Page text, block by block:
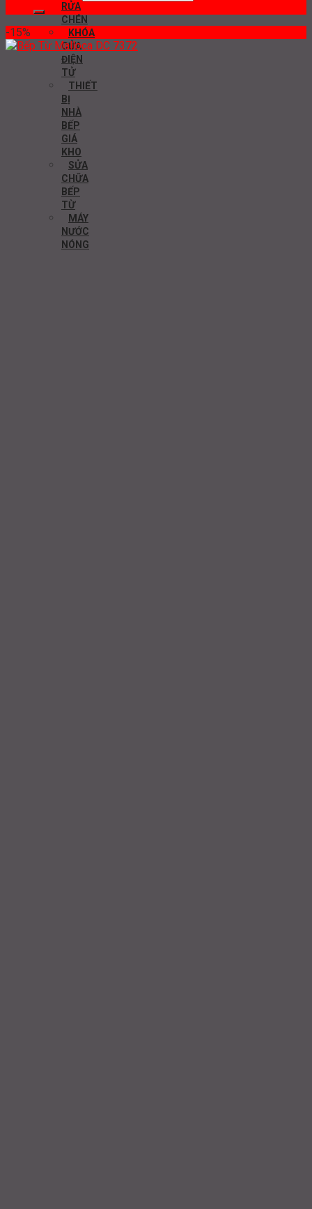
RỬA
CHÉN
KHÓA
CỬA
ĐIỆN
TỬ
THIẾT
BỊ
NHÀ
BẾP
GIÁ
KHO
SỬA
CHỮA
BẾP
TỪ
MÁY
NƯỚC
NÓNG
-15%